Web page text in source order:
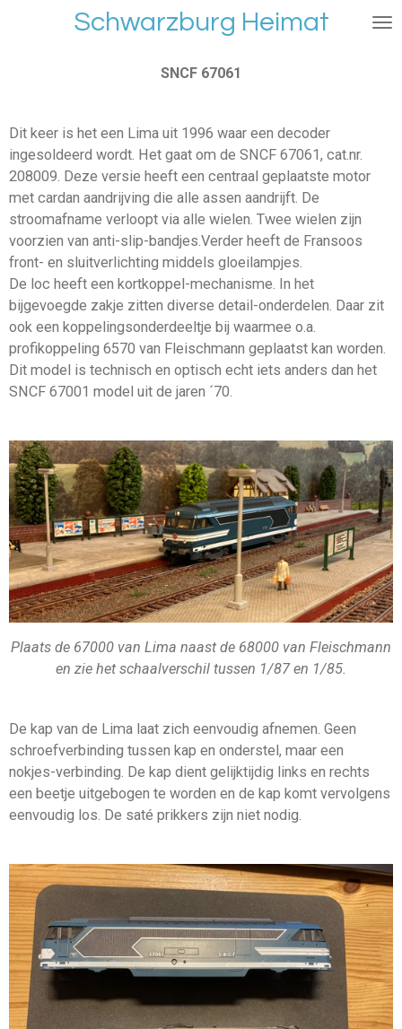
Schwarzburg Heimat
SNCF 67061
Dit keer is het een Lima uit 1996 waar een decoder
ingesoldeerd wordt. Het gaat om de SNCF 67061, cat.nr.
208009. Deze versie heeft een centraal geplaatste motor
met cardan aandrijving die alle assen aandrijft. De
stroomafname verloopt via alle wielen. Twee wielen zijn
voorzien van anti-slip-bandjes.Verder heeft de Fransoos
front- en sluitverlichting middels gloeilampjes.
De loc heeft een kortkoppel-mechanisme. In het
bijgevoegde zakje zitten diverse detail-onderdelen. Daar zit
ook een koppelingsonderdeeltje bij waarmee o.a.
profikoppeling 6570 van Fleischmann geplaatst kan worden.
Dit model is technisch en optisch echt iets anders dan het
SNCF 67001 model uit de jaren ´70.
Plaats de 67000 van Lima naast de 68000 van Fleischmann
en zie het schaalverschil tussen 1/87 en 1/85.
De kap van de Lima laat zich eenvoudig afnemen. Geen
schroefverbinding tussen kap en onderstel, maar een
nokjes-verbinding. De kap dient gelijktijdig links en rechts
een beetje uitgebogen te worden en de kap komt vervolgens
eenvoudig los. De saté prikkers zijn niet nodig.